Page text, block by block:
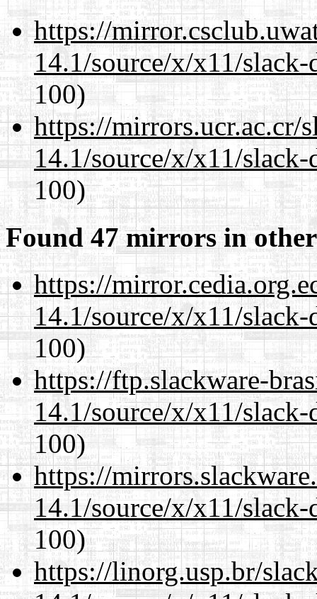
https://
14.1/source/x/x11/
100)
https://mirrors.ucr.ac.cr/
14.1/source/x/x11/
100)
Found 47 mirrors in
https://
14.1/source/x/x11/
100)
https://ftp.slackware-
14.1/source/x/x11/
100)
https://
14.1/source/x/x11/
100)
https://linorg.usp.br/